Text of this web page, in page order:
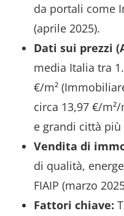
da portali come
(aprile 2025).
Dati sui prezzi
media Italia tra
€/m²
circa 13,97 €/
e grandi città più
Vendita di
di qualità,
FIAIP (marzo
Fattori chiave: